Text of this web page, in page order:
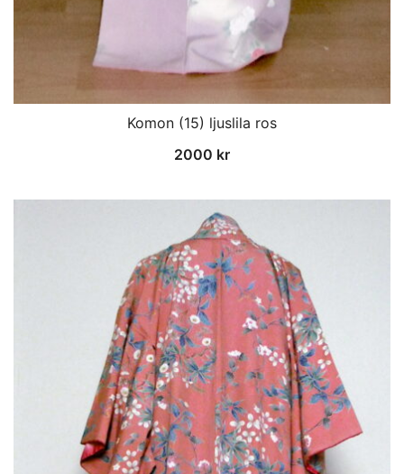
Komon (15) ljuslila ros
2000 kr